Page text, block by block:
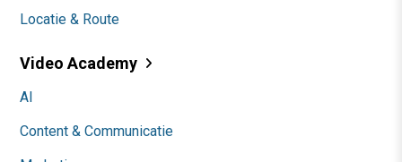
Locatie & Route
Video Academy
AI
Content & Communicatie